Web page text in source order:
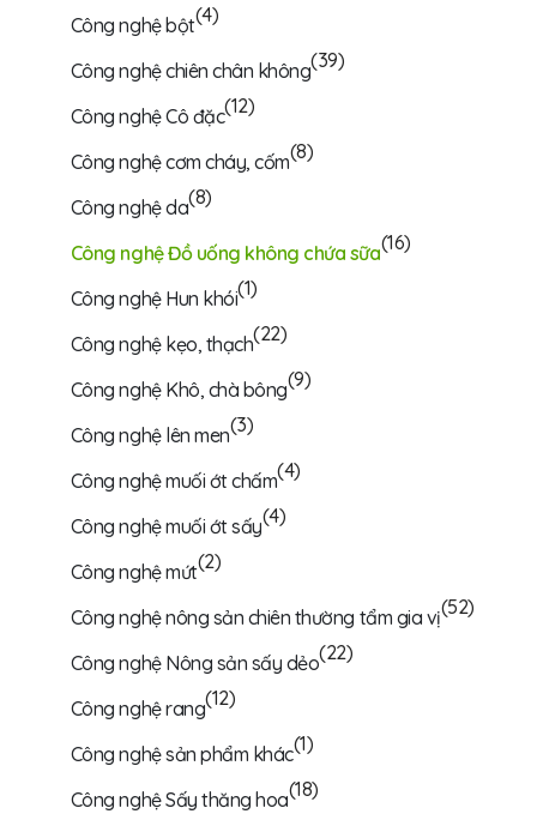
Công nghệ bột(4)
Công nghệ chiên chân không(39)
Công nghệ Cô đặc(12)
Công nghệ cơm cháy, cốm(8)
Công nghệ da(8)
Công nghệ Đồ uống không chứa sữa(16)
Công nghệ Hun khói(1)
Công nghệ kẹo, thạch(22)
Công nghệ Khô, chà bông(9)
Công nghệ lên men(3)
Công nghệ muối ớt chấm(4)
Công nghệ muối ớt sấy(4)
Công nghệ mứt(2)
Công nghệ nông sản chiên thường tẩm gia vị(52)
Công nghệ Nông sản sấy dẻo(22)
Công nghệ rang(12)
Công nghệ sản phẩm khác(1)
Công nghệ Sấy thăng hoa(18)